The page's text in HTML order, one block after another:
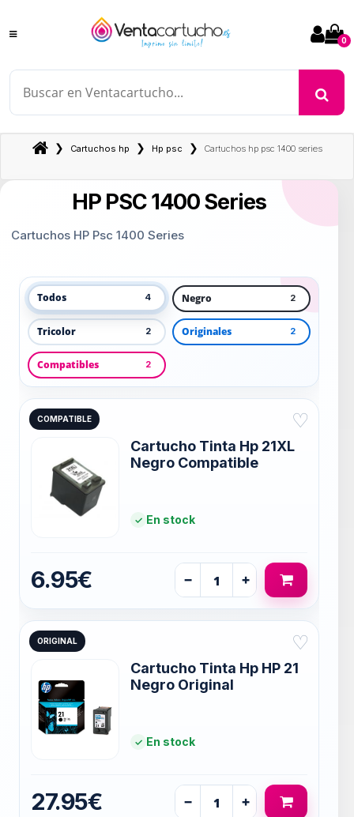
0
❯ Cartuchos hp ❯ Hp psc ❯ Cartuchos hp psc 1400 series
HP PSC 1400 Series
Cartuchos HP Psc 1400 Series
Todos 4 Negro 2
Tricolor 2 Originales 2
Compatibles 2
COMPATIBLE ♡
Cartucho Tinta Hp 21XL
Negro Compatible
En stock
6.95€ − +
ORIGINAL ♡
Cartucho Tinta Hp HP 21
Negro Original
En stock
27.95€ − +